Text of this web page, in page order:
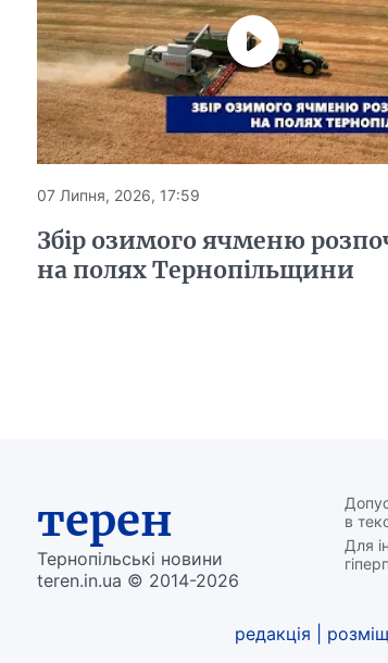
07 Липня, 2026, 17:59
Збір озимого ячменю
на полях Тернопільщини
терен
Тернопільські новини
teren.in.ua © 2014-2026
в
Для
редакція